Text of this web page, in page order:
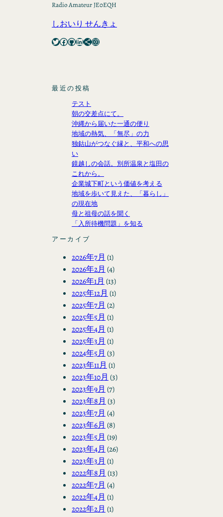
Radio Amateur JE0EQH
しおいり せんきょ
Twitter Facebook GitHub LinkedIn Share Icon Instagram
最近の投稿
テスト
朝の交差点にて。
沖縄から届いた一通の便り
地域の熱気、「無尽」の力
独鈷山がつなぐ縁と、平和への思
い
鏡越しの会話。別所温泉と塩田の
これから。
企業城下町という価値を考える
地域を歩いて見えた、「暮らし」
の現在地
母と祖母の話を聞く
「入所待機問題」を知る
アーカイブ
2026年7月 (1)
2026年2月 (4)
2026年1月 (13)
2025年12月 (1)
2025年7月 (2)
2025年5月 (1)
2025年4月 (1)
2025年3月 (1)
2024年5月 (3)
2023年11月 (1)
2023年10月 (3)
2023年9月 (7)
2023年8月 (3)
2023年7月 (4)
2023年6月 (8)
2023年5月 (19)
2023年4月 (26)
2023年3月 (1)
2022年8月 (13)
2022年7月 (4)
2022年4月 (1)
2022年2月 (1)